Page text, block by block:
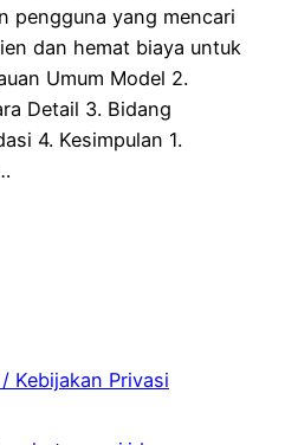
pengguna yang mencari
dan hemat biaya untuk
Umum Model 2.
Detail 3. Bidang
4. Kesimpulan 1.
Kebijakan Privasi